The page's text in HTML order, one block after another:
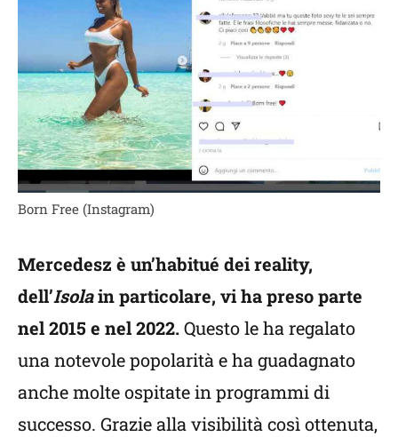
Born Free (Instagram)
Mercedesz è un’habitué dei reality,
dell’Isolain particolare, vi ha preso parte
nel 2015 e nel 2022.Questo le ha regalato
una notevole popolarità e ha guadagnato
anche molte ospitate in programmi di
successo. Grazie alla visibilità così ottenuta,